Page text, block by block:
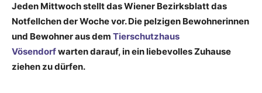
Jeden Mittwoch stellt das Wiener Bezirksblatt das
Notfellchen der Woche vor. Die pelzigen Bewohnerinnen
und Bewohner aus dem Tierschutzhaus
Vösendorfwarten darauf, in ein liebevolles Zuhause
ziehen zu dürfen.